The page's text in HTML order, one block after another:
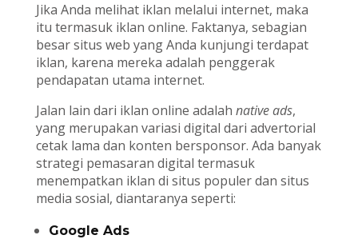
Jika Anda melihat iklan melalui internet, maka
itu termasuk iklan online. Faktanya, sebagian
besar situs web yang Anda kunjungi terdapat
iklan, karena mereka adalah penggerak
pendapatan utama internet.
Jalan lain dari iklan online adalah native ads,
yang merupakan variasi digital dari advertorial
cetak lama dan konten bersponsor. Ada banyak
strategi pemasaran digital termasuk
menempatkan iklan di situs populer dan situs
media sosial, diantaranya seperti:
Google Ads